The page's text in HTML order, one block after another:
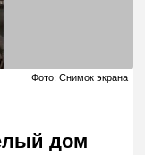
Фото: Снимок экрана
дом